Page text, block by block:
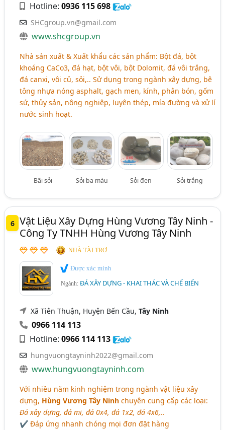
Hotline:0936 115 698
SHCgroup.vn@gmail.com
www.shcgroup.vn
Nhà sản xuất & Xuất khẩu các sản phẩm: Bột đá, bột
khoáng CaCo3, đá hạt, bột vôi, bột Dolomit, đá vôi trắng,
đá canxi, vôi củ, sỏi,.. Sử dụng trong ngành xây dựng, bê
tông nhựa nóng asphalt, gạch men, kính, phân bón, gốm
sứ, thủy sản, nông nghiệp, luyện thép, mía đường và xử lí
nước sinh hoạt.
Bãi sỏi Sỏi ba màu Sỏi đen Sỏi trắng
6 Vật Liệu Xây Dựng Hùng Vương Tây Ninh -
Công Ty TNHH Hùng Vương Tây Ninh
NHÀ TÀI TRỢ
Được xác minh
Ngành:ĐÁ XÂY DỰNG - KHAI THÁC VÀ CHẾ BIẾN
Xã Tiên Thuận, Huyện Bến Cầu,Tây Ninh
0966 114 113
Hotline:0966 114 113
hungvuongtayninh2022@gmail.com
www.hungvuongtayninh.com
Với nhiều năm kinh nghiệm trong ngành vật liệu xây
dựng, Hùng Vương Tây Ninh chuyên cung cấp các loại:
Đá xây dựng, đá mi, đá 0x4, đá 1x2, đá 4x6,..
✔ Đáp ứng nhanh chóng mọi đơn đặt hàng